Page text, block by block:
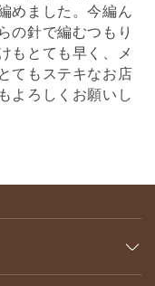
めました。今編ん
の針で編むつもり
もとても早く、メ
てもステキなお店
よろしくお願いし